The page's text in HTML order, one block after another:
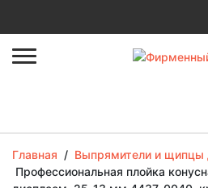
Главная / Выпрямители и щипцы
Профессиональная плойка